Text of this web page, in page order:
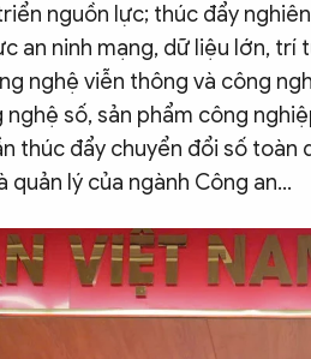
nguồn lực; thúc đẩy
an ninh mạng, dữ liệu lớn,
nghệ viễn thông và công
số, sản phẩm công
thúc đẩy chuyển đổi số toàn
quản lý của ngành Công an...